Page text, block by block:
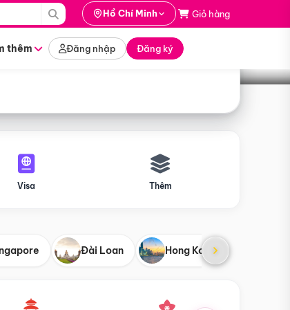
Hồ Chí Minh Giỏ hàng
thêm Đăng nhập Đăng ký
Tìm tour
Visa Thêm
Đài Loan Hong Kong